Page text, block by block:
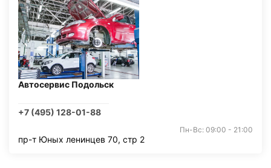
Автосервис Подольск
+7 (495) 128-01-88
Пн-Вс: 09:00 - 21:00
пр-т Юных ленинцев 70, стр 2